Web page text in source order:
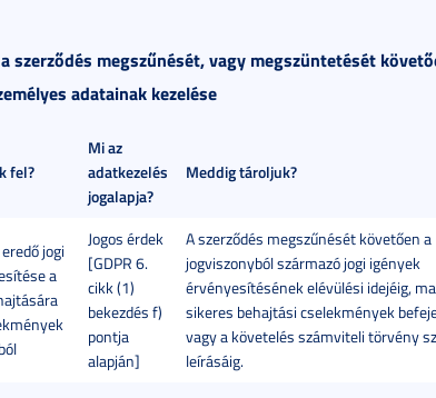
szerződés megszűnését, vagy megszüntetését
adatainak kezelése
fel?
Mi az
adatkezelés
jogalapja?
Meddig tároljuk?
jogi
a
Jogos érdek
[GDPR 6.
cikk (1)
bekezdés f)
pontja
alapján]
A szerződés megszűnését követően a
jogviszonyból származó jogi igények
érvényesítésének elévülési idejéig,
sikeres behajtási cselekmények
vagy a követelés számviteli törvény
leírásáig.